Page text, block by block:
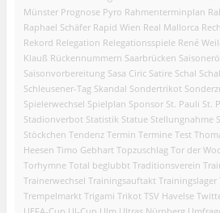
Münster Prognose Pyro Rahmenterminplan
Raphael Schäfer Rapid Wien Real Mallorca
Rekord Relegation Relegationsspiele René
Klauß Rückennummern Saarbrücken
Saisonvorbereitung Sasa Ciric Satire Schal
Schleusener-Tag Skandal Sondertrikot
Spielerwechsel Spielplan Sponsor St. Pauli St.
Stadionverbot Statistik Statue Stellungnahme
Stöckchen Tendenz Termin Termine Test
Heesen Timo Gebhart Topzuschlag Tor der
Torhymne Total beglubbt Traditionsverein
Trainerwechsel Trainingsauftakt Trainingslager
Trempelmarkt Trigami Trikot TSV Havelse